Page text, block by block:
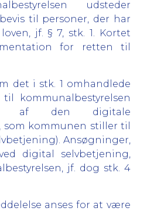
udsteder
til personer, der har
jf. § 7, stk. 1. Kortet
for retten til
det i stk. 1 omhandlede
kommunalbestyrelsen
af den digitale
kommunen stiller til
Ansøgninger,
digital selvbetjening,
jf. dog stk. 4
anses for at være